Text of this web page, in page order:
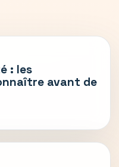
: les
avant de